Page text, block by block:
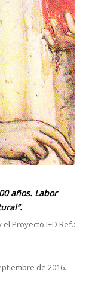
años. Labor
Proyecto I+D Ref.:
de 2016.